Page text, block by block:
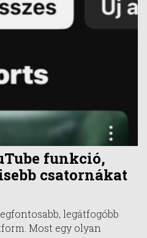
funkció,
csatornákat
legátfogóbb
Most egy olyan